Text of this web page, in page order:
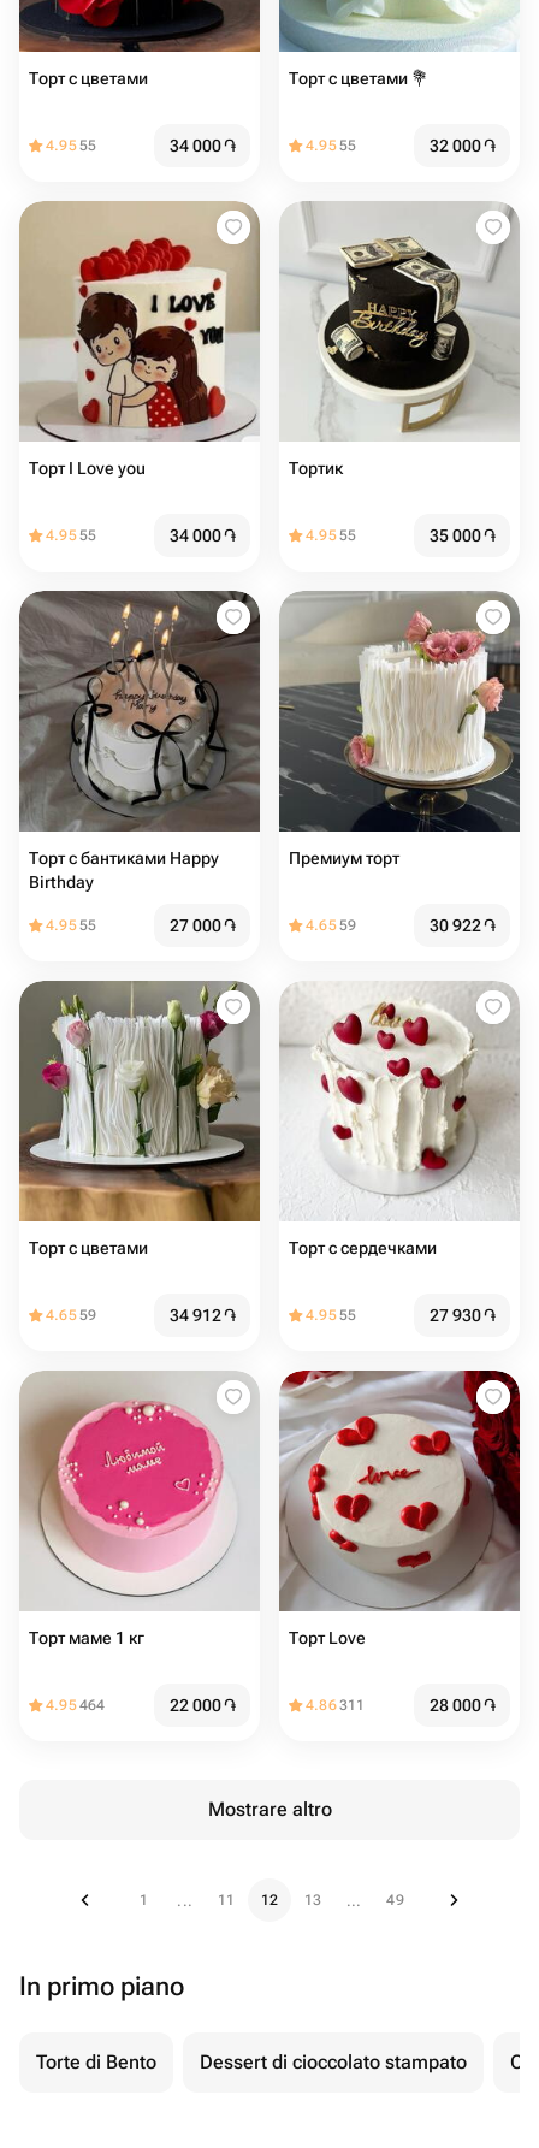
Торт с цветами
4.9555 34 000֏
Торт с цветами 💐
4.9555 32 000֏
Торт I Love you ️
4.9555 34 000֏
Тортик
4.9555 35 000֏
Торт с бантиками Happy
Birthday
4.9555 27 000֏
Премиум торт
4.6559 30 922֏
Торт с цветами
4.6559 34 912֏
Торт с сердечками
4.9555 27 930֏
Торт маме 1 кг
4.95464 22 000֏
Торт Love
4.86311 28 000֏
Mostrare altro
1 ... 11 12 13 ... 49
In primo piano
Torte di Bento Dessert di cioccolato stampato